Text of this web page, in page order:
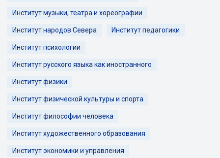
Институт музыки, театра и хореографии
Институт народов Севера Институт педагогики
Институт психологии
Институт русского языка как иностранного
Институт физики
Институт физической культуры и спорта
Институт философии человека
Институт художественного образования
Институт экономики и управления